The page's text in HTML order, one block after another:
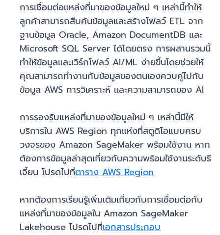
การเชื่อมต่อแหล่งที่มาของข้อมูลใหม่ ๆ เหล่านี้ทำให้
ลูกค้าสามารถสืบค้นข้อมูลและสร้างโฟลว์ ETL จาก
ฐานข้อมูล Oracle, Amazon DocumentDB และ
Microsoft SQL Server ได้โดยตรง การผสานรวมนี้
ทำให้ข้อมูลและเวิร์กโฟลว์ AI/ML ง่ายขึ้นโดยช่วยให้
คุณสามารถทำงานกับข้อมูลของตนเองควบคู่ไปกับ
ข้อมูล AWS การวิเคราะห์ และความสามารถของ AI
การรองรับแหล่งที่มาของข้อมูลใหม่ ๆ เหล่านี้มีให้
บริการใน AWS Region ทุกแห่งที่สตูดิโอแบบครบ
วงจรของ Amazon SageMaker พร้อมใช้งาน หาก
ต้องการข้อมูลล่าสุดเกี่ยวกับความพร้อมใช้งานระดับรี
เจี้ยน โปรดไปที่ตาราง AWS Region
หากต้องการเรียนรู้เพิ่มเติมเกี่ยวกับการเชื่อมต่อกับ
แหล่งที่มาของข้อมูลใน Amazon SageMaker
Lakehouse โปรดไปที่เอกสารประกอบ